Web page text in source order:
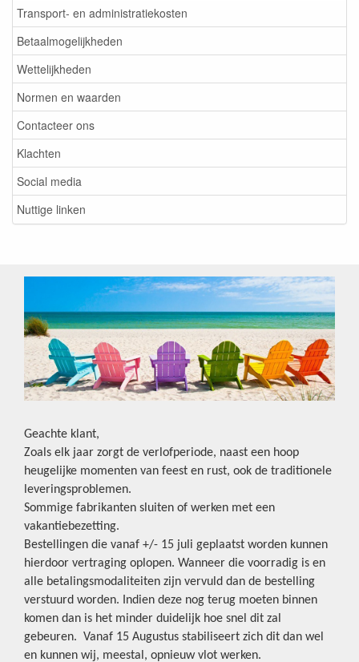
Transport- en administratiekosten
Betaalmogelijkheden
Wettelijkheden
Normen en waarden
Contacteer ons
Klachten
Social media
Nuttige linken
Geachte klant,
Zoals elk jaar zorgt de verlofperiode, naast een hoop
heugelijke momenten van feest en rust, ook de traditionele
leveringsproblemen.
Sommige fabrikanten sluiten of werken met een
vakantiebezetting.
Bestellingen die vanaf +/- 15 juli geplaatst worden kunnen
hierdoor vertraging oplopen. Wanneer die voorradig is en
alle betalingsmodaliteiten zijn vervuld dan de bestelling
verstuurd worden. Indien deze nog terug moeten binnen
komen dan is het minder duidelijk hoe snel dit zal
gebeuren. Vanaf 15 Augustus stabiliseert zich dit dan wel
en kunnen wij, meestal, opnieuw vlot werken.